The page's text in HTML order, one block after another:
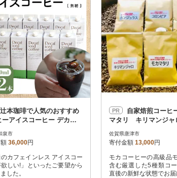
別 解除 その他
さとふる限定のお礼品
定期便
さとふるアプリdeワン
対象
結果を見る（23,466
レビュー評価順
寄付金額が高い順
寄付金額が低い順
120
ーアイスコーヒー デカフ
スブレンド[無糖]12本 自社
泉市
36,000円
のカフェインレス アイスコー
欲しい!」といったご要望から
した。
PR
マタリ キリマンジ
ビア グアテマラ ホ
ス (豆のまま)
佐賀県唐津市
寄付金額 13,000円
モカコーヒーの高級品
含む厳選した5種類コ
直後の新鮮な状態でお届